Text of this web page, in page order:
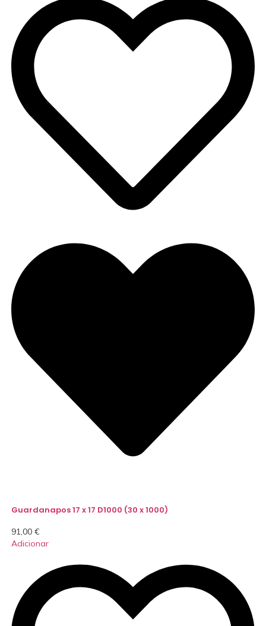
Guardanapos 17 x 17 D1000 (30 x 1000)
91,00 €
Adicionar